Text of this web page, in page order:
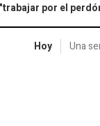
"trabajar por el
Hoy Una